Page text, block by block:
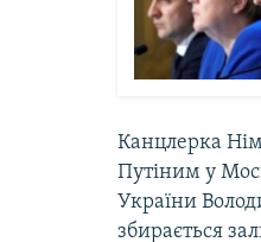
Канцлерка
Путіним у
України
збирається